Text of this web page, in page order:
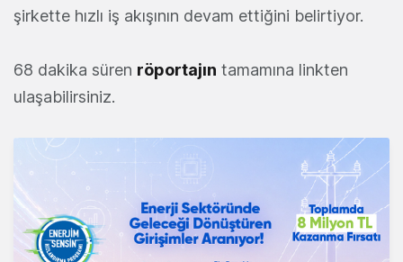
şirkette hızlı iş akışının devam ettiğini belirtiyor.
68 dakika süren röportajın tamamına linkten
ulaşabilirsiniz.